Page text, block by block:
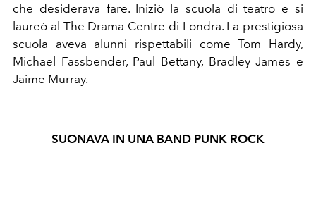
che desiderava fare. Iniziò la scuola di teatro e si
laureò al The Drama Centre di Londra. La prestigiosa
scuola aveva alunni rispettabili come Tom Hardy,
Michael Fassbender, Paul Bettany, Bradley James e
Jaime Murray.
SUONAVA IN UNA BAND PUNK ROCK